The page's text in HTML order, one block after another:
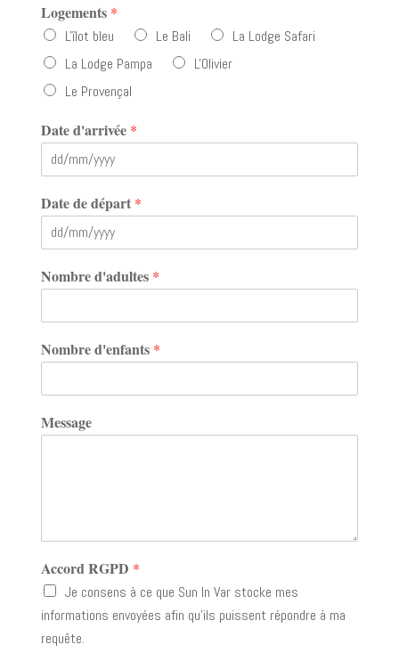
Logements *
L'îlot bleu
Le Bali
La Lodge Safari
La Lodge Pampa
L'Olivier
Le Provençal
Date d'arrivée *
Date de départ *
Nombre d'adultes *
Nombre d'enfants *
Message
Accord RGPD *
Je consens à ce que Sun In Var stocke mes
informations envoyées afin qu’ils puissent répondre à ma
requête.